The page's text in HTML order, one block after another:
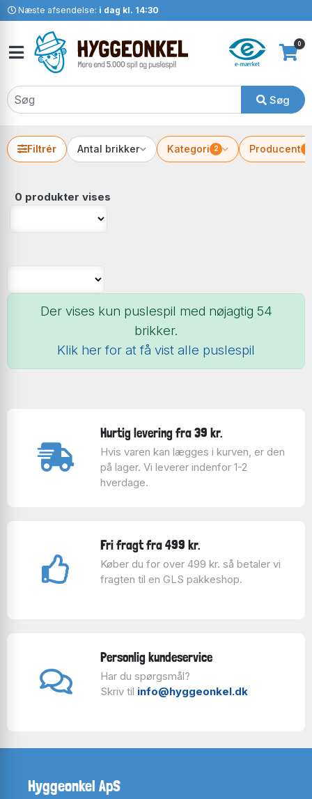
Næste afsendelse: i dag kl. 14:30
Søg
0
Filtrér Antal brikker Kategori 2 Producent
0 produkter vises
Der vises kun puslespil med nøjagtig 54
brikker.
Klik her for at få vist alle puslespil
Hurtig levering fra 39 kr.
Hvis varen kan lægges i kurven, er den
på lager. Vi leverer indenfor 1-2
hverdage.
Fri fragt fra 499 kr.
Køber du for over 499 kr. så betaler vi
fragten til en GLS pakkeshop.
Personlig kundeservice
Har du spørgsmål?
Skriv til info@hyggeonkel.dk
Hyggeonkel ApS